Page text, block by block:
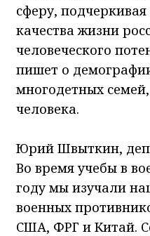
сферу,
качества жизни
человеческого
пишет о
многодетных
человека.
Юрий Швыткин,
Во время учебы в
году мы изучали
военных
США, ФРГ и Китай.